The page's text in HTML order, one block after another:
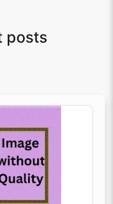
posts